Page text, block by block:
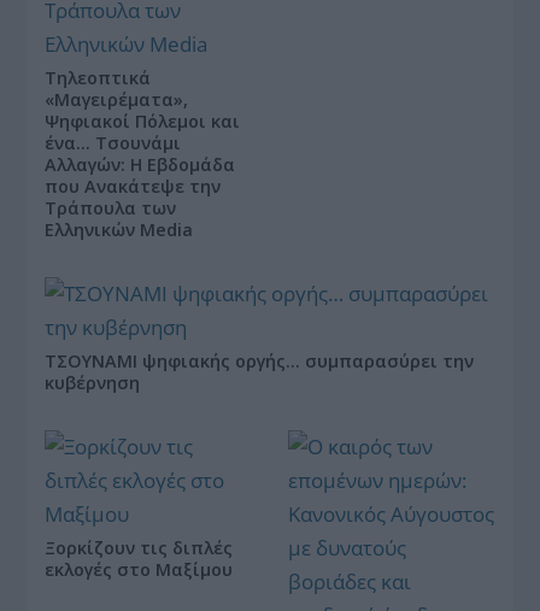
Τηλεοπτικά
«Μαγειρέματα»,
Ψηφιακοί Πόλεμοι και
ένα… Τσουνάμι
Αλλαγών: Η Εβδομάδα
που Ανακάτεψε την
Τράπουλα των
Ελληνικών Media
ΤΣΟΥΝΑΜΙ ψηφιακής οργής… συμπαρασύρει την
κυβέρνηση
Ξορκίζουν τις διπλές
εκλογές στο Μαξίμου